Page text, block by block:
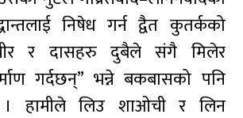
निषेध गर्न द्वैत कुतर्कको
र दासहरु दुबैले संगै मिलेर
गर्दछन्” भन्ने बकबासको पनि
। हामीले लिउ शाओची र लिन